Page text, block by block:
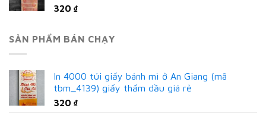
320 ₫
SẢN PHẨM BÁN CHẠY
In 4000 túi giấy bánh mì ở An Giang (mã
tbm_4139) giấy thấm dầu giá rẻ
320 ₫